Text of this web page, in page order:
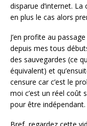
disparue d’internet.
en plus le cas alors
J’en profite au
depuis mes tous
des sauvegardes (ce
équivalent) et
censure car c’est le
moi c’est un réel coût
pour être indépendant.
Bref, regardez cette